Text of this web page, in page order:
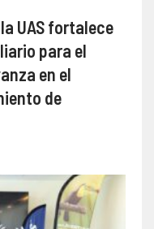
UAS fortalece
para el
en el
de